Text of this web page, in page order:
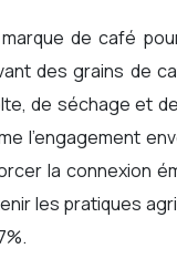
de café
des grains de
de séchage et
l’engagement
la connexion
les pratiques